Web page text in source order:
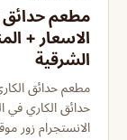
الاسعار +
الشرقية
مطعم حدائق
حدائق الكاري في
الانستجرام زور